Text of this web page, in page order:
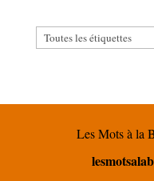
Les Mots à la